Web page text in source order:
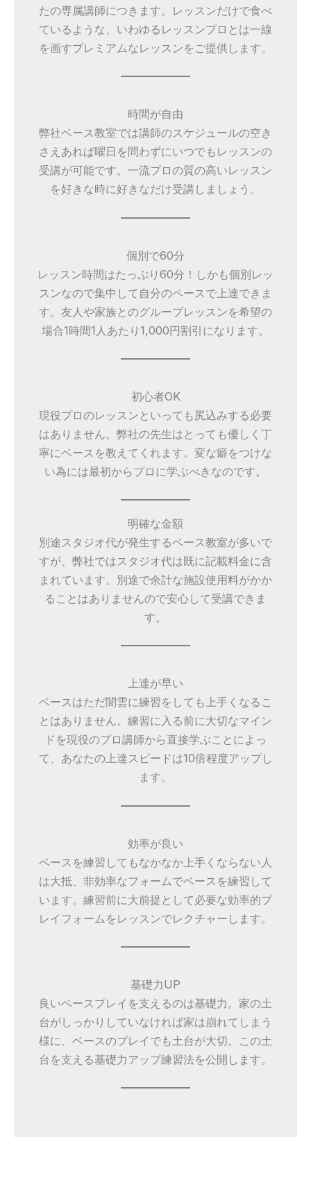
たの専属講師につきます。レッスンだけで食べ
ているような、いわゆるレッスンプロとは一線
を画すプレミアムなレッスンをご提供します。
時間が自由
弊社ベース教室では講師のスケジュールの空き
さえあれば曜日を問わずにいつでもレッスンの
受講が可能です。一流プロの質の高いレッスン
を好きな時に好きなだけ受講しましょう。
個別で60分
レッスン時間はたっぷり60分！しかも個別レッ
スンなので集中して自分のペースで上達できま
す。友人や家族とのグループレッスンを希望の
場合1時間1人あたり1,000円割引になります。
初心者OK
現役プロのレッスンといっても尻込みする必要
はありません。弊社の先生はとっても優しく丁
寧にベースを教えてくれます。変な癖をつけな
い為には最初からプロに学ぶべきなのです。
明確な金額
別途スタジオ代が発生するベース教室が多いで
すが、弊社ではスタジオ代は既に記載料金に含
まれています。別途で余計な施設使用料がかか
ることはありませんので安心して受講できま
す。
上達が早い
ベースはただ闇雲に練習をしても上手くなるこ
とはありません。練習に入る前に大切なマイン
ドを現役のプロ講師から直接学ぶことによっ
て、あなたの上達スピードは10倍程度アップし
ます。
効率が良い
ベースを練習してもなかなか上手くならない人
は大抵、非効率なフォームでベースを練習して
います。練習前に大前提として必要な効率的プ
レイフォームをレッスンでレクチャーします。
基礎力UP
良いベースプレイを支えるのは基礎力。家の土
台がしっかりしていなければ家は崩れてしまう
様に、ベースのプレイでも土台が大切。この土
台を支える基礎力アップ練習法を公開します。